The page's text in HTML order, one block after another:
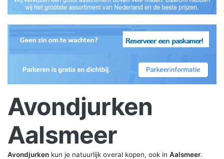
Avondjurken
Aalsmeer
Avondjurken kun je natuurlijk overal kopen, ook in Aalsmeer.